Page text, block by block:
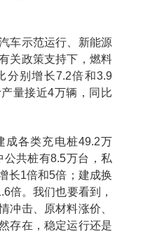
车示范运行、新能源
关政策支持下，燃料
分别增长7.2倍和3.9
量接近4万辆，同比
成各类充电桩49.2万
公共桩有8.5万台，私
长1倍和5倍；建成换
倍。我们也要看到，
冲击、原材料涨价、
存在，稳定运行还是